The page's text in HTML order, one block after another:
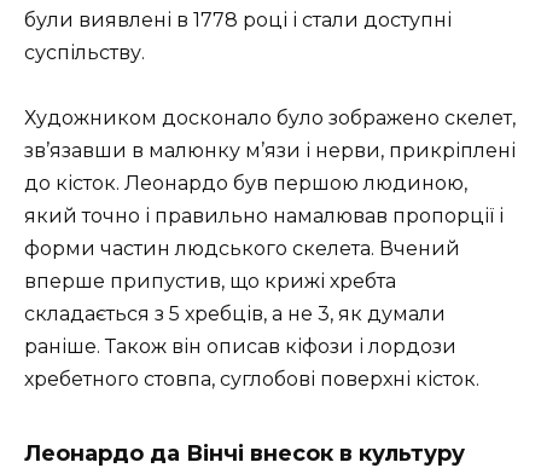
були виявлені в 1778 році і стали доступні
суспільству.
Художником досконало було зображено скелет,
зв’язавши в малюнку м’язи і нерви, прикріплені
до кісток. Леонардо був першою людиною,
який точно і правильно намалював пропорції і
форми частин людського скелета. Вчений
вперше припустив, що крижі хребта
складається з 5 хребців, а не 3, як думали
раніше. Також він описав кіфози і лордози
хребетного стовпа, суглобові поверхні кісток.
Леонардо да Вінчі внесок в культуру